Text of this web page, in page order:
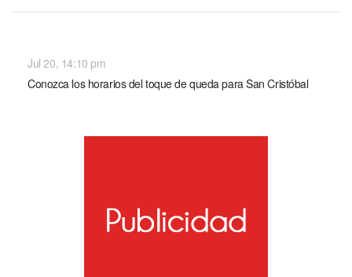
Jul 20, 14:10 pm
Conozca los horarios del toque de queda para San Cristóbal